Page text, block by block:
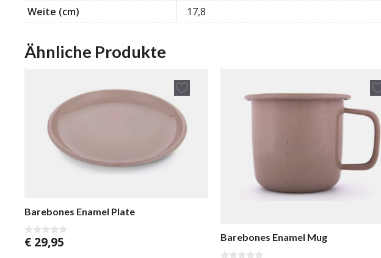
Weite (cm)
17,8
Ähnliche Produkte
Barebones Enamel Plate
0
v
€ 29,95 Barebones Enamel Mug